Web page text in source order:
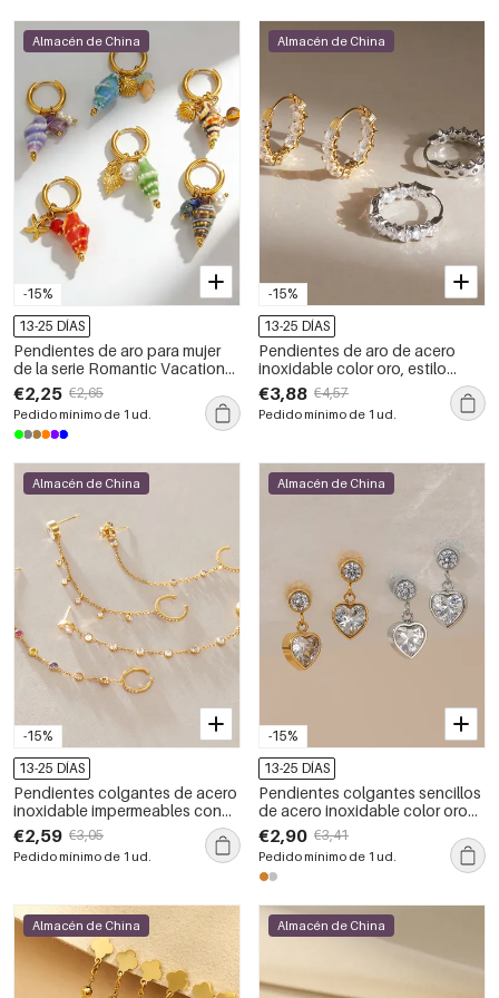
-15%
Almacén de China
13-25 DÍAS
Pendientes de aro para mujer
de la serie Romantic Vacation
Beads Shell Thread de acero
inoxidable, resistentes al agua y
color dorado.
€2,25 €2,65
Pedido mínimo de 1 ud.
-15%
Almacén de China
13-25 DÍAS
Pendientes de aro de acero
inoxidable color oro, estilo
círculo simple, impermeables,
con circonitas, de la serie
Luxurious.
€3,88 €4,57
Pedido mínimo de 1 ud.
-15%
Almacén de China
13-25 DÍAS
Pendientes colgantes de acero
inoxidable impermeables con
borla, forma elíptica, de la serie
romántica
&quot;Vacaciones&quot;
€2,59 €3,05
Pedido mínimo de 1 ud.
-15%
Almacén de China
13-25 DÍAS
Pendientes colgantes sencillos
de acero inoxidable color oro
con circonitas y forma de
corazón para mujer.
Impermeables.
€2,90 €3,41
Pedido mínimo de 1 ud.
Almacén de China Almacén de China